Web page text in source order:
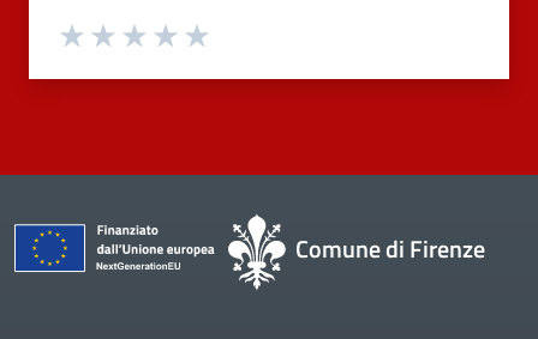
Valuta 4 stelle su 5
Valuta 3 stelle su 5
Valuta 2 stelle su 5
Valuta 1 stelle su 5
Comune di Firenze